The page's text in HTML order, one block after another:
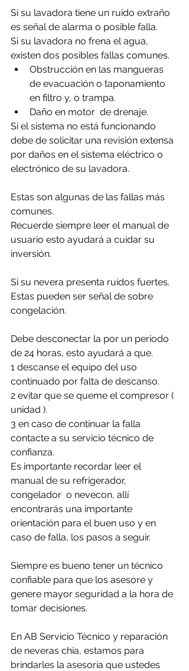
Si su lavadora tiene un ruido extraño
es señal de alarma o posible falla.
Si su lavadora no frena el agua,
existen dos posibles fallas comunes.
Obstrucción en las mangueras
de evacuación o taponamiento
en filtro y, o trampa.
Daño en motor  de drenaje.
Si el sistema no está funcionando
debe de solicitar una revisión extensa
por daños en el sistema eléctrico o
electrónico de su lavadora.
Estas son algunas de las fallas más
comunes.
Recuerde siempre leer el manual de
usuario esto ayudará a cuidar su
inversión.
Si su nevera presenta ruidos fuertes.
Estas pueden ser señal de sobre
congelación.
Debe desconectar la por un periodo
de 24 horas, esto ayudará a que.
1 descanse el equipo del uso
continuado por falta de descanso.
2 evitar que se queme el compresor (
unidad ).
3 en caso de continuar la falla
contacte a su servicio técnico de
confianza.
Es importante recordar leer el
manual de su refrigerador,
congelador  o nevecon, allí
encontrarás una importante
orientación para el buen uso y en
caso de falla, los pasos a seguir.
Siempre es bueno tener un técnico
confiable para que los asesore y
genere mayor seguridad a la hora de
tomar decisiones.
En AB Servicio Técnico y reparación
de neveras chia, estamos para
brindarles la asesoría que ustedes